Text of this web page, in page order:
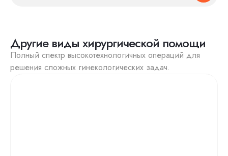
Другие виды хирургической помощи
Полный спектр высокотехнологичных операций для
решения сложных гинекологических задач.